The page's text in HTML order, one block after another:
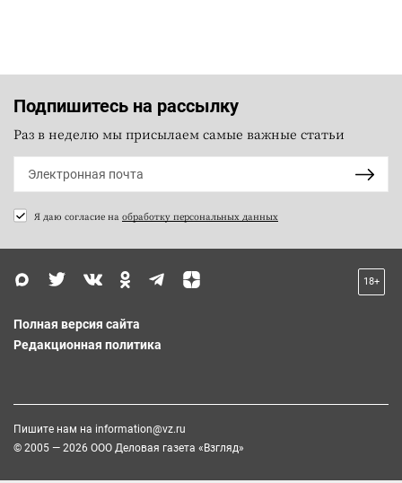
Подпишитесь на рассылку
Раз в неделю мы присылаем самые важные статьи
Я даю согласие на обработку персональных данных
18+
Полная версия сайта
Редакционная политика
Пишите нам на information@vz.ru
© 2005 — 2026 ООО Деловая газета «Взгляд»